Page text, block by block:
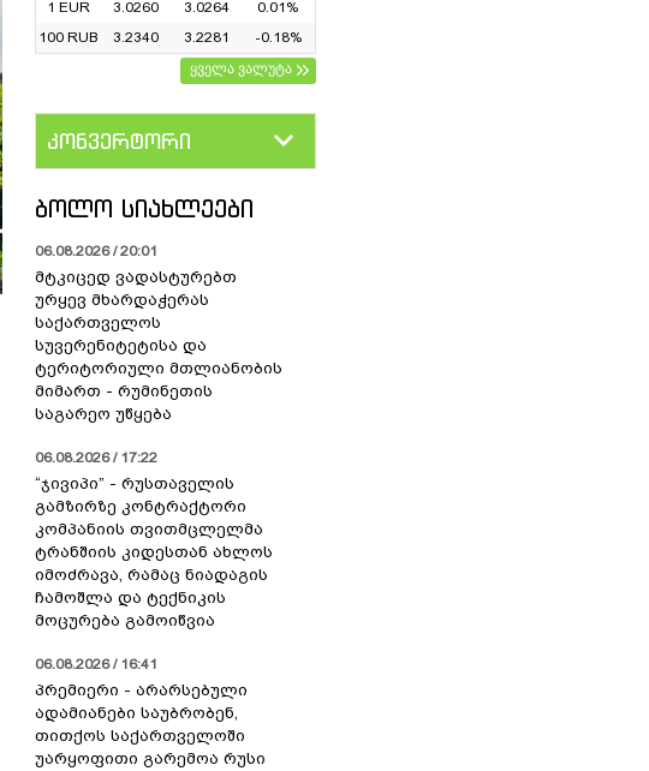
1 EUR
3.0260 3.0264
0.01%
100 RUB
3.2340 3.2281
-0.18%
ყველა ვალუტა
კონვერტორი
ᲑᲝᲚᲝ ᲡᲘᲐᲮᲚᲔᲔᲑᲘ
06.08.2026 / 20:01
მტკიცედ ვადასტურებთ
ურყევ მხარდაჭერას
საქართველოს
სუვერენიტეტისა და
ტერიტორიული მთლიანობის
მიმართ - რუმინეთის
საგარეო უწყება
06.08.2026 / 17:22
“ჯივიპი” - რუსთაველის
გამზირზე კონტრაქტორი
კომპანიის თვითმცლელმა
ტრანშიის კიდესთან ახლოს
იმოძრავა, რამაც ნიადაგის
ჩამოშლა და ტექნიკის
მოცურება გამოიწვია
06.08.2026 / 16:41
პრემიერი - არარსებული
ადამიანები საუბრობენ,
თითქოს საქართველოში
უარყოფითი გარემოა რუსი